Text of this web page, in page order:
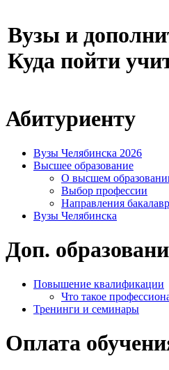
Вузы и
Куда пойти
Абитуриенту
Вузы Челябинска 2026
Высшее образование
О высшем
Выбор профессии
Направления
Вузы Челябинска
Доп.
Повышение квалификации
Что такое
Тренинги и семинары
Оплата